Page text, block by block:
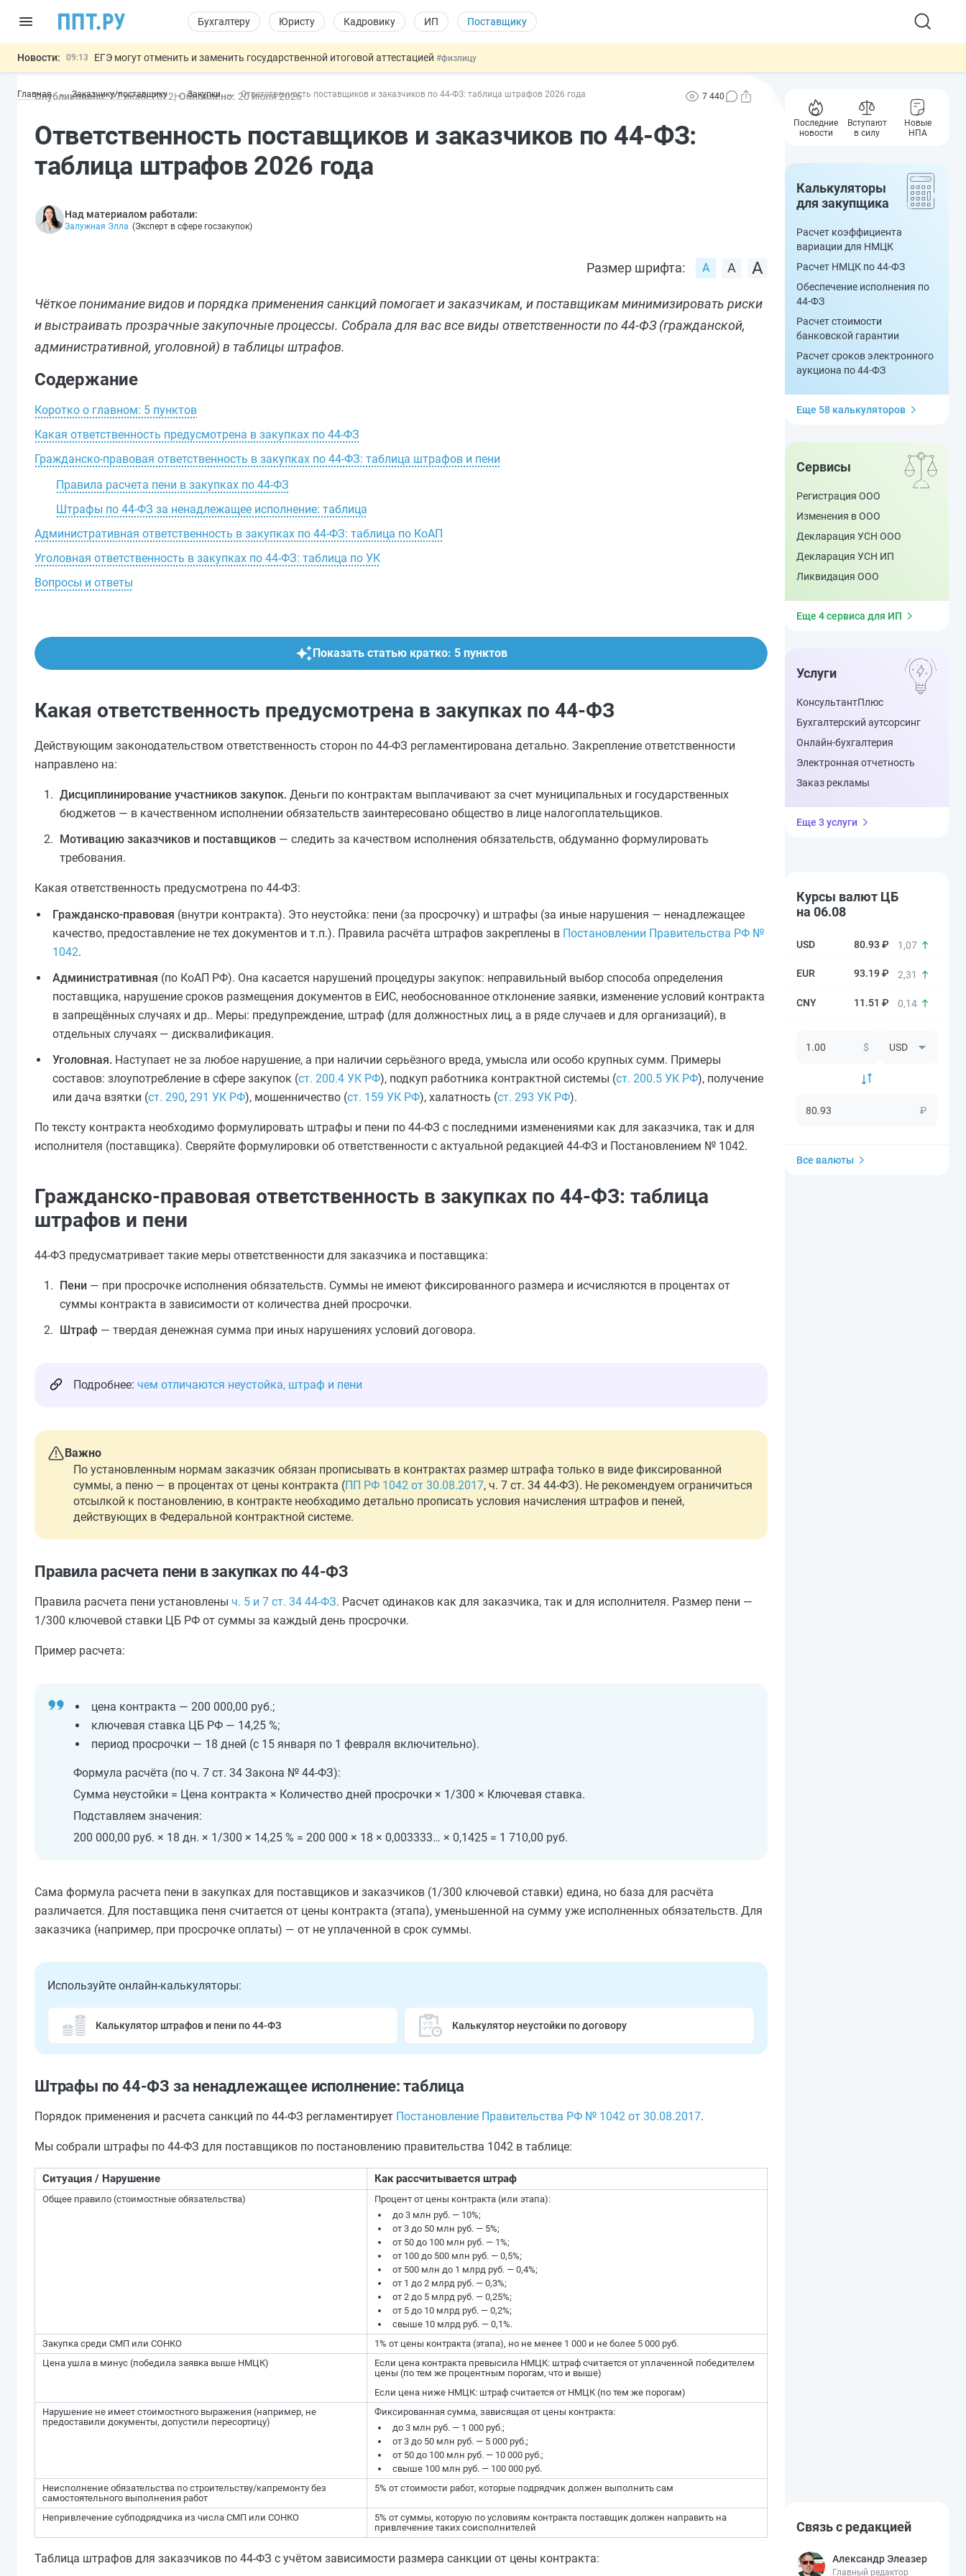
Бухгалтеру Юристу Кадровику ИП Поставщику
Новости: 09:13 ЕГЭ могут отменить и заменить государственной итоговой аттестацией #физлицу
06.08 Минпромторг предложил запретить смешанные лоты электроники в госзакупках#заказчику
06.08
Важно Обеспечительный платёж СПОТ могут заменить банковской гарантией #бухгалтеру
Главная Заказчику/поставщику Закупки Ответственность поставщиков и заказчиков по 44-ФЗ: таблица штрафов 2026 года
Опубликовано: 27 июня2022 Обновлено: 20 июля2026 7 440
Ответственность поставщиков и заказчиков по 44-ФЗ:
таблица штрафов 2026 года
Над материалом работали:
Залужная Элла (Эксперт в сфере госзакупок)
Размер шрифта:
Чёткое понимание видов и порядка применения санкций помогает и заказчикам, и поставщикам минимизировать риски
и выстраивать прозрачные закупочные процессы. Собрала для вас все виды ответственности по 44-ФЗ (гражданской,
административной, уголовной) в таблицы штрафов.
Содержание
Коротко о главном: 5 пунктов
Какая ответственность предусмотрена в закупках по 44-ФЗ
Гражданско-правовая ответственность в закупках по 44-ФЗ: таблица штрафов и пени
Правила расчета пени в закупках по 44-ФЗ
Штрафы по 44-ФЗ за ненадлежащее исполнение: таблица
Административная ответственность в закупках по 44-ФЗ: таблица по КоАП
Уголовная ответственность в закупках по 44-ФЗ: таблица по УК
Вопросы и ответы
Показать статью кратко: 5 пунктов
Какая ответственность предусмотрена в закупках по 44-ФЗ
Действующим законодательством ответственность сторон по 44-ФЗ регламентирована детально. Закрепление ответственности
направлено на:
Дисциплинирование участников закупок. Деньги по контрактам выплачивают за счет муниципальных и государственных
бюджетов — в качественном исполнении обязательств заинтересовано общество в лице налогоплательщиков.
Мотивацию заказчиков и поставщиков — следить за качеством исполнения обязательств, обдуманно формулировать
требования.
Какая ответственность предусмотрена по 44-ФЗ:
Гражданско-правовая (внутри контракта). Это неустойка: пени (за просрочку) и штрафы (за иные нарушения — ненадлежащее
качество, предоставление не тех документов и т.п.). Правила расчёта штрафов закреплены в Постановлении Правительства РФ №
1042.
Административная (по КоАП РФ). Она касается нарушений процедуры закупок: неправильный выбор способа определения
поставщика, нарушение сроков размещения документов в ЕИС, необоснованное отклонение заявки, изменение условий контракта
в запрещённых случаях и др.. Меры: предупреждение, штраф (для должностных лиц, а в ряде случаев и для организаций), в
отдельных случаях — дисквалификация.
Уголовная. Наступает не за любое нарушение, а при наличии серьёзного вреда, умысла или особо крупных сумм. Примеры
составов: злоупотребление в сфере закупок (ст. 200.4 УК РФ), подкуп работника контрактной системы (ст. 200.5 УК РФ), получение
или дача взятки (ст. 290, 291 УК РФ), мошенничество (ст. 159 УК РФ), халатность (ст. 293 УК РФ).
По тексту контракта необходимо формулировать штрафы и пени по 44-ФЗ с последними изменениями как для заказчика, так и для
исполнителя (поставщика). Сверяйте формулировки об ответственности с актуальной редакцией 44-ФЗ и Постановлением № 1042.
Гражданско-правовая ответственность в закупках по 44-ФЗ: таблица
штрафов и пени
44-ФЗ предусматривает такие меры ответственности для заказчика и поставщика:
Пени — при просрочке исполнения обязательств. Суммы не имеют фиксированного размера и исчисляются в процентах от
суммы контракта в зависимости от количества дней просрочки.
Штраф — твердая денежная сумма при иных нарушениях условий договора.
Подробнее: чем отличаются неустойка, штраф и пени
Важно
По установленным нормам заказчик обязан прописывать в контрактах размер штрафа только в виде фиксированной
суммы, а пеню — в процентах от цены контракта (ПП РФ 1042 от 30.08.2017, ч. 7 ст. 34 44-ФЗ). Не рекомендуем ограничиться
отсылкой к постановлению, в контракте необходимо детально прописать условия начисления штрафов и пеней,
действующих в Федеральной контрактной системе.
Правила расчета пени в закупках по 44-ФЗ
Правила расчета пени установлены ч. 5 и 7 ст. 34 44-ФЗ. Расчет одинаков как для заказчика, так и для исполнителя. Размер пени —
1/300 ключевой ставки ЦБ РФ от суммы за каждый день просрочки.
Пример расчета:
цена контракта — 200 000,00 руб.;
ключевая ставка ЦБ РФ — 14,25 %;
период просрочки — 18 дней (с 15 января по 1 февраля включительно).
Формула расчёта (по ч. 7 ст. 34 Закона № 44‑ФЗ):
Сумма неустойки = Цена контракта × Количество дней просрочки × 1/300 × Ключевая ставка.
Подставляем значения:
200 000,00 руб. × 18 дн. × 1/300 × 14,25 % = 200 000 × 18 × 0,003333… × 0,1425 = 1 710,00 руб.
Сама формула расчета пени в закупках для поставщиков и заказчиков (1/300 ключевой ставки) едина, но база для расчёта
различается. Для поставщика пеня считается от цены контракта (этапа), уменьшенной на сумму уже исполненных обязательств. Для
заказчика (например, при просрочке оплаты) — от не уплаченной в срок суммы.
Используйте онлайн-калькуляторы:
Калькулятор штрафов и пени по 44-ФЗ Калькулятор неустойки по договору
Штрафы по 44-ФЗ за ненадлежащее исполнение: таблица
Порядок применения и расчета санкций по 44-ФЗ регламентирует Постановление Правительства РФ № 1042 от 30.08.2017.
Мы собрали штрафы по 44-ФЗ для поставщиков по постановлению правительства 1042 в таблице:
Ситуация / Нарушение Как рассчитывается штраф
Общее правило (стоимостные обязательства)
Процент от цены контракта (или этапа):
до 3 млн руб. — 10%;
от 3 до 50 млн руб. — 5%;
от 50 до 100 млн руб. — 1%;
от 100 до 500 млн руб. — 0,5%;
от 500 млн до 1 млрд руб. — 0,4%;
от 1 до 2 млрд руб. — 0,3%;
от 2 до 5 млрд руб. — 0,25%;
от 5 до 10 млрд руб. — 0,2%;
свыше 10 млрд руб. — 0,1%.
Закупка среди СМП или СОНКО
1% от цены контракта (этапа), но не менее 1 000 и не более 5 000 руб.
Цена ушла в минус (победила заявка выше НМЦК)
Если цена контракта превысила НМЦК: штраф считается от уплаченной победителем
цены (по тем же процентным порогам, что и выше)
Если цена ниже НМЦК: штраф считается от НМЦК (по тем же порогам)
Нарушение не имеет стоимостного выражения (например, не
предоставили документы, допустили пересортицу)
Фиксированная сумма, зависящая от цены контракта:
до 3 млн руб. — 1 000 руб.;
от 3 до 50 млн руб. — 5 000 руб.;
от 50 до 100 млн руб. — 10 000 руб.;
свыше 100 млн руб. — 100 000 руб.
Неисполнение обязательства по строительству/капремонту без
самостоятельного выполнения работ
5% от стоимости работ, которые подрядчик должен выполнить сам
Непривлечение субподрядчика из числа СМП или СОНКО
5% от суммы, которую по условиям контракта поставщик должен направить на
привлечение таких соисполнителей
Таблица штрафов для заказчиков по 44‑ФЗ с учётом зависимости размера санкции от цены контракта:
Последние
новости
Вступают
в силу
Новые
НПА
Калькуляторы
для закупщика
Расчет коэффициента
вариации для НМЦК
Расчет НМЦК по 44-ФЗ
Обеспечение исполнения по
44-ФЗ
Расчет стоимости
банковской гарантии
Расчет сроков электронного
аукциона по 44-ФЗ
Еще 58 калькуляторов
Сервисы
Регистрация ООО
Изменения в ООО
Декларация УСН ООО
Декларация УСН ИП
Ликвидация ООО
Еще 4 сервиса для ИП
Услуги
КонсультантПлюс
Бухгалтерский аутсорсинг
Онлайн-бухгалтерия
Электронная отчетность
Заказ рекламы
Еще 3 услуги
Курсы валют ЦБ
на 06.08
80.93 ₽ 1,07
93.19 ₽ 2,31
11.51 ₽ 0,14
$
₽
Все валюты
Связь с редакцией
Александр Элеазер
Главный редактор